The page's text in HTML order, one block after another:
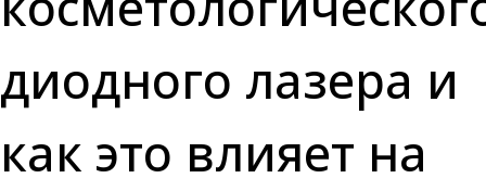
диодного лазера и
как это влияет на